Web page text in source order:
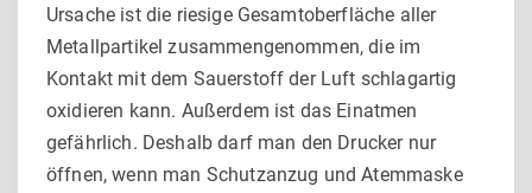
Ursache ist die riesige Gesamtoberfläche aller
Metallpartikel zusammengenommen, die im
Kontakt mit dem Sauerstoff der Luft schlagartig
oxidieren kann. Außerdem ist das Einatmen
gefährlich. Deshalb darf man den Drucker nur
öffnen, wenn man Schutzanzug und Atemmaske